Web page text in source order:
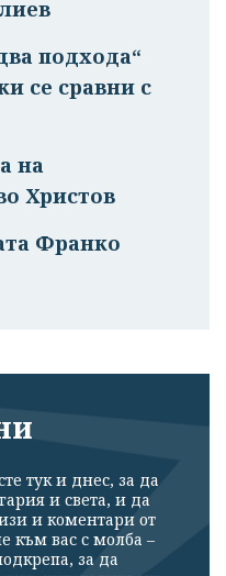
подхода“
се сравни с
на
Христов
Франко
тук и днес, за да
и света, и да
и коментари от
към вас с молба –
за да